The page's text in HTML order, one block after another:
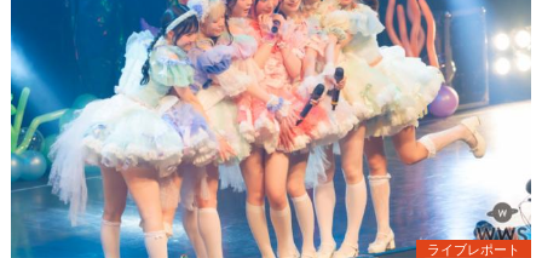
ライブレポート